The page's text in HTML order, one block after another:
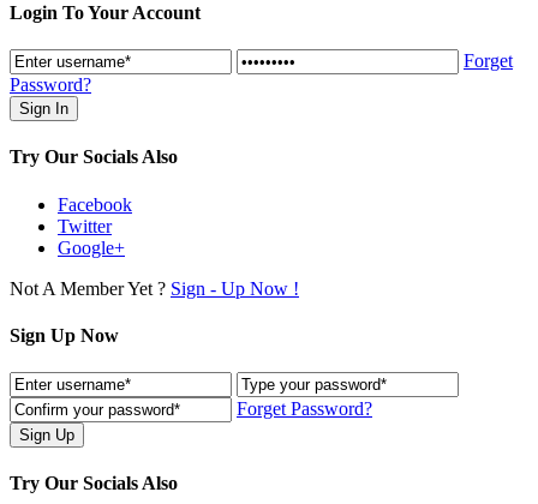
Login To Your Account
Forget
Password?
Try Our Socials Also
Facebook
Twitter
Google+
Not A Member Yet ? Sign - Up Now !
Sign Up Now
Forget Password?
Try Our Socials Also